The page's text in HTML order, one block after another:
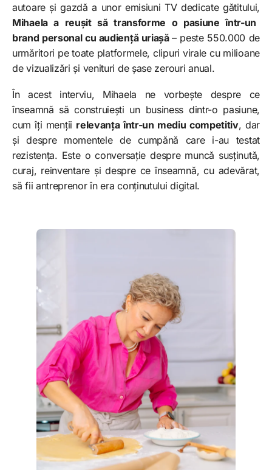
autoare și gazdă a unor emisiuni TV dedicate gătitului,
Mihaela a reușit să transforme o pasiune într-un
brand personal cu audiență uriașă– peste 550.000 de
urmăritori pe toate platformele, clipuri virale cu milioane
de vizualizări și venituri de șase zerouri anual.
În acest interviu, Mihaela ne vorbește despre ce
înseamnă să construiești un business dintr-o pasiune,
cum îți menții relevanța într-un mediu competitiv, dar
și despre momentele de cumpănă care i-au testat
rezistența. Este o conversație despre muncă susținută,
curaj, reinventare și despre ce înseamnă, cu adevărat,
să fii antreprenor în era conținutului digital.